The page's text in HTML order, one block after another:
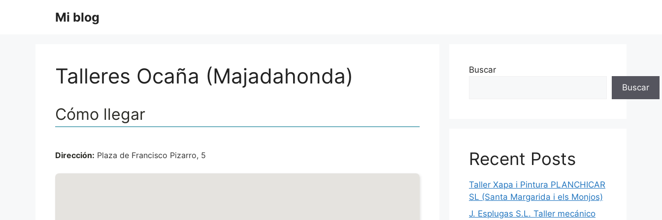
Mi blog
Talleres Ocaña (Majadahonda)
Cómo llegar
Dirección: Plaza de Francisco Pizarro, 5
Buscar
Buscar
Recent Posts
Taller Xapa i Pintura PLANCHICAR
SL (Santa Margarida i els Monjos)
J. Esplugas S.L. Taller mecánico